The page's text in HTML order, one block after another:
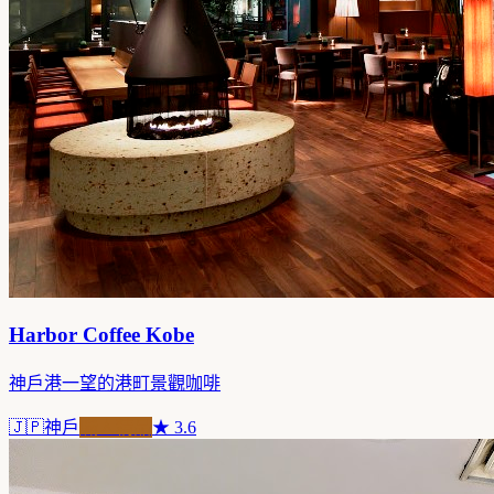
Harbor Coffee Kobe
神戶港一望的港町景觀咖啡
🇯🇵神戶 ★ 3.6